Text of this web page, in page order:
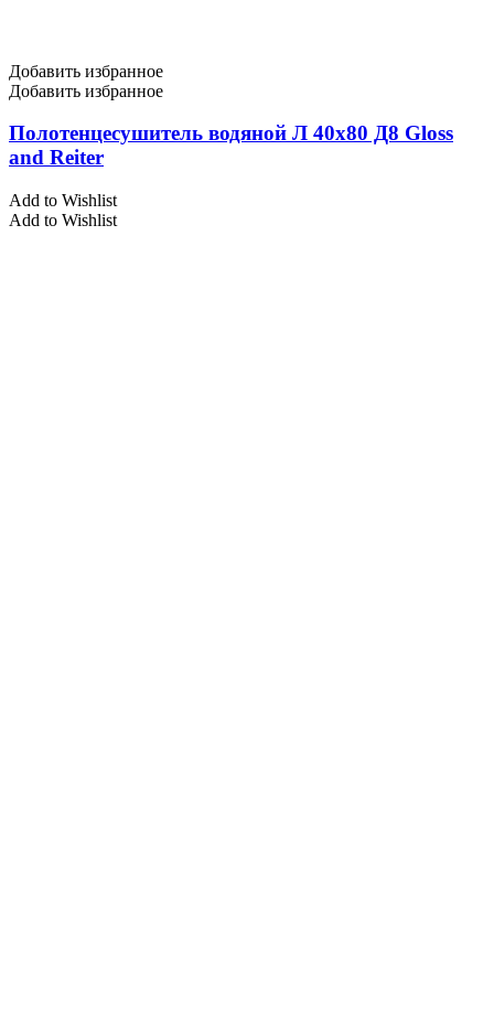
Добавить избранное
Добавить избранное
Полотенцесушитель водяной Л 40х80 Д8 Gloss
and Reiter
Add to Wishlist
Add to Wishlist